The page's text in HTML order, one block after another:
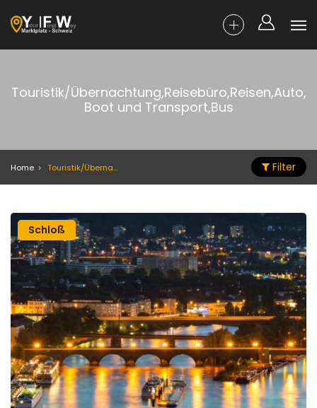
Touristik/Übernachtung,Reisebüro,Reisen,Auto,
Boot und Transport,Bus
Home Touristik/Übernachtung,Reisebüro,Reisen,Auto, Boot und Transport,Bus Filter
Schloß